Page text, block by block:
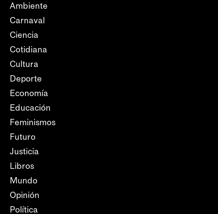
Ambiente
Carnaval
Ciencia
Cotidiana
Cultura
Deporte
Economía
Educación
Feminismos
Futuro
Justicia
Libros
Mundo
Opinión
Política